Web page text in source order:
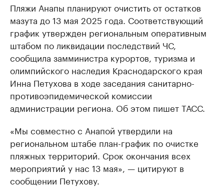
Пляжи Анапы планируют очистить от остатков
мазута до 13 мая 2025 года. Соответствующий
график утвержден региональным оперативным
штабом по ликвидации последствий ЧС,
сообщила замминистра курортов, туризма и
олимпийского наследия Краснодарского края
Инна Петухова в ходе заседания санитарно-
противоэпидемической комиссии
администрации региона. Об этом пишет ТАСС.
«Мы совместно с Анапой утвердили на
региональном штабе план-график по очистке
пляжных территорий. Срок окончания всех
мероприятий у нас 13 мая», — цитируют в
сообщении Петухову.